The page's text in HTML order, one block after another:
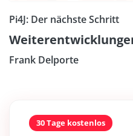
Pi4J: Der nächste Schritt
Frank Delporte
30 Tage kostenlos